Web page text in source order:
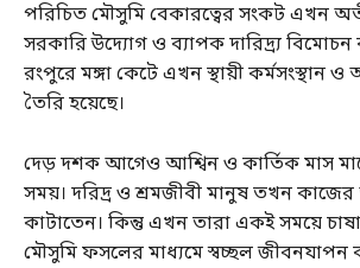
পরিচিত মৌসুমি বেকারত্বের সংকট এখন
সরকারি উদ্যোগ ও ব্যাপক দারিদ্র্য
রংপুরে মঙ্গা কেটে এখন স্থায়ী কর্মসংস্থান ও
তৈরি হয়েছে।
দেড় দশক আগেও আশ্বিন ও কার্তিক মাস
সময়। দরিদ্র ও শ্রমজীবী মানুষ তখন কাজের
কাটাতেন। কিন্তু এখন তারা একই সময়ে
মৌসুমি ফসলের মাধ্যমে স্বচ্ছল জীবনযাপন